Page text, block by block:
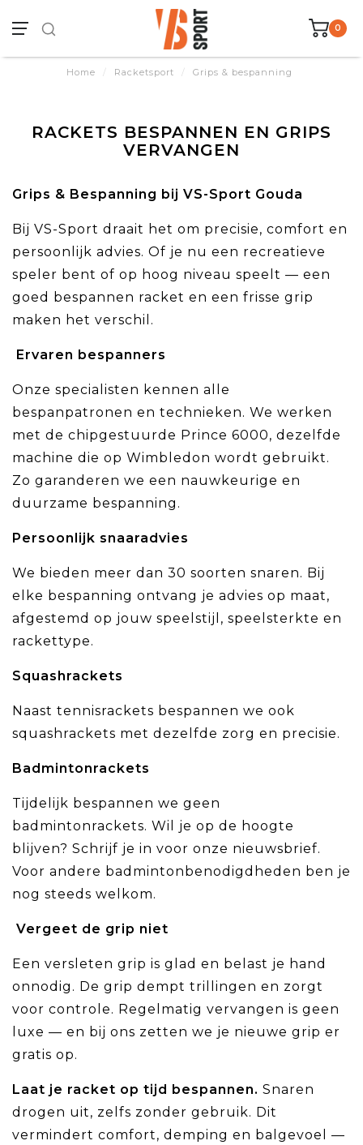
0
Home / Racketsport / Grips & bespanning
RACKETS BESPANNEN EN GRIPS
VERVANGEN
Grips & Bespanning bij VS-Sport Gouda
Bij VS-Sport draait het om precisie, comfort en
persoonlijk advies. Of je nu een recreatieve
speler bent of op hoog niveau speelt — een
goed bespannen racket en een frisse grip
maken het verschil.
Ervaren bespanners
Onze specialisten kennen alle
bespanpatronen en technieken. We werken
met de chipgestuurde Prince 6000, dezelfde
machine die op Wimbledon wordt gebruikt.
Zo garanderen we een nauwkeurige en
duurzame bespanning.
Persoonlijk snaaradvies
We bieden meer dan 30 soorten snaren. Bij
elke bespanning ontvang je advies op maat,
afgestemd op jouw speelstijl, speelsterkte en
rackettype.
Squashrackets
Naast tennisrackets bespannen we ook
squashrackets met dezelfde zorg en precisie.
Badmintonrackets
Tijdelijk bespannen we geen
badmintonrackets. Wil je op de hoogte
blijven? Schrijf je in voor onze nieuwsbrief.
Voor andere badmintonbenodigdheden ben je
nog steeds welkom.
Vergeet de grip niet
Een versleten grip is glad en belast je hand
onnodig. De grip dempt trillingen en zorgt
voor controle. Regelmatig vervangen is geen
luxe — en bij ons zetten we je nieuwe grip er
gratis op.
Laat je racket op tijd bespannen. Snaren
drogen uit, zelfs zonder gebruik. Dit
vermindert comfort, demping en balgevoel —